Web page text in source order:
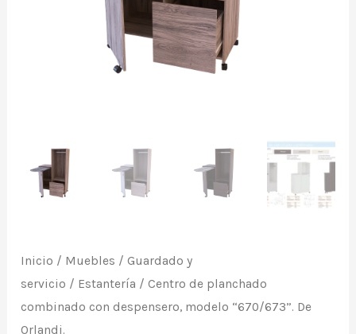
Inicio / Muebles /Guardado y
servicio / Estantería / Centro de planchado
combinado con despensero, modelo “670/673”. De
Orlandi.